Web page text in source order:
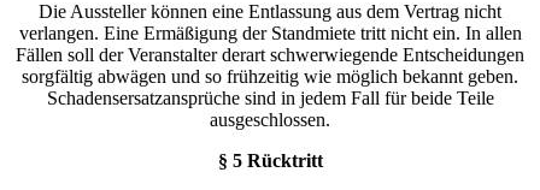
Die Aussteller können eine Entlassung aus dem Vertrag nicht
verlangen. Eine Ermäßigung der Standmiete tritt nicht ein. In allen
Fällen soll der Veranstalter derart schwerwiegende Entscheidungen
sorgfältig abwägen und so frühzeitig wie möglich bekannt geben.
Schadensersatzansprüche sind in jedem Fall für beide Teile
ausgeschlossen.
§ 5 Rücktritt